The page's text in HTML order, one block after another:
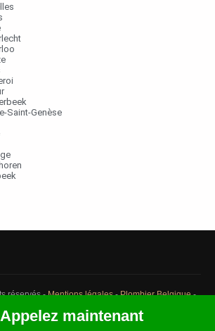
Saint-Genèse
réservés -Mentions légales-Plombier Belgique-
Belgique
Appelez maintenant